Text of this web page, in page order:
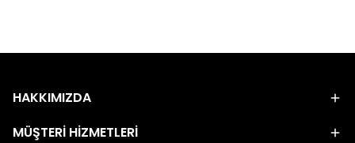
HAKKIMIZDA
MÜŞTERİ HİZMETLERİ